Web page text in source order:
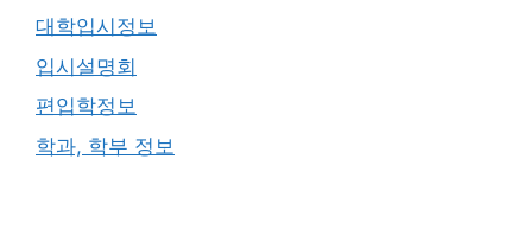
대학입시정보
입시설명회
편입학정보
학과, 학부 정보